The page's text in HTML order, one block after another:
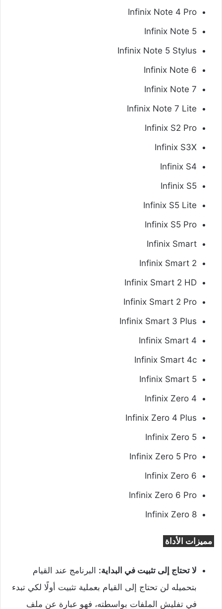
Infinix Note 4 Pro
Infinix Note 5
Infinix Note 5 Stylus
Infinix Note 6
Infinix Note 7
Infinix Note 7 Lite
Infinix S2 Pro
Infinix S3X
Infinix S4
Infinix S5
Infinix S5 Lite
Infinix S5 Pro
Infinix Smart
Infinix Smart 2
Infinix Smart 2 HD
Infinix Smart 2 Pro
Infinix Smart 3 Plus
Infinix Smart 4
Infinix Smart 4c
Infinix Smart 5
Infinix Zero 4
Infinix Zero 4 Plus
Infinix Zero 5
Infinix Zero 5 Pro
Infinix Zero 6
Infinix Zero 6 Pro
Infinix Zero 8
مميزات الأداة
لا تحتاج إلى تثبيت في البداية: البرنامج عند القيام
بتحميله لن تحتاج إلى القيام بعملية تثبيت أولًا لكي تبدء
في تفليش الملفات بواسطته، فهو عبارة عن ملف